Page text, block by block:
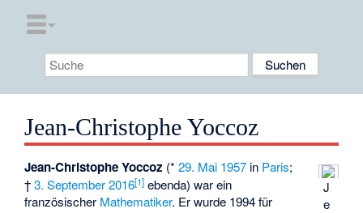
Jean-Christophe Yoccoz
J
e
Jean-Christophe Yoccoz (*29. Mai 1957 in Paris;
†3. September 2016[1] ebenda) war ein
französischer Mathematiker. Er wurde 1994 für